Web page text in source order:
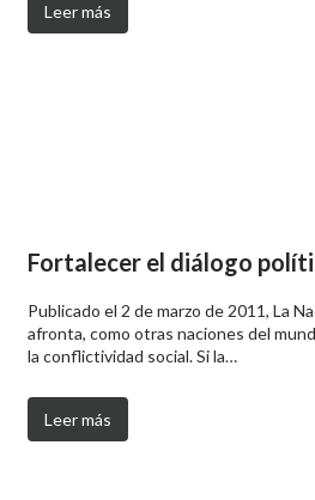
Leer más
Fortalecer el diálogo
Publicado el 2 de marzo de 2011, La
afronta, como otras naciones del
la conflictividad social. Si la…
Leer más